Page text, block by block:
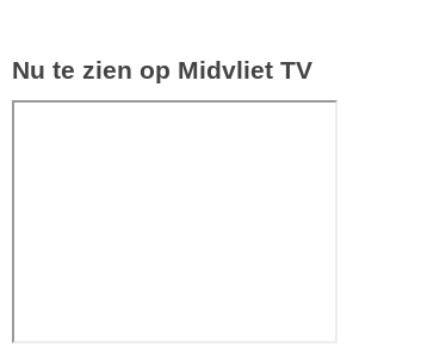
Nu te zien op Midvliet TV